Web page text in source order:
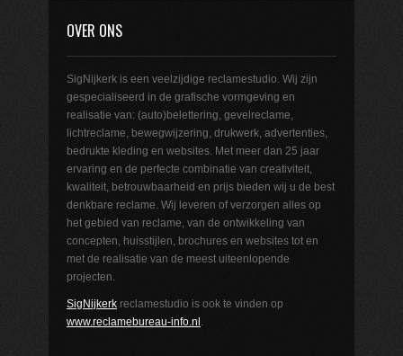
OVER ONS
SigNijkerk is een veelzijdige reclamestudio. Wij zijn
gespecialiseerd in de grafische vormgeving en
realisatie van: (auto)belettering, gevelreclame,
lichtreclame, bewegwijzering, drukwerk, advertenties,
bedrukte kleding en websites. Met meer dan 25 jaar
ervaring en de perfecte combinatie van creativiteit,
kwaliteit, betrouwbaarheid en prijs bieden wij u de best
denkbare reclame. Wij leveren of verzorgen alles op
het gebied van reclame, van de ontwikkeling van
concepten, huisstijlen, brochures en websites tot en
met de realisatie van de meest uiteenlopende
projecten.
SigNijkerk reclamestudio is ook te vinden op
www.reclamebureau-info.nl